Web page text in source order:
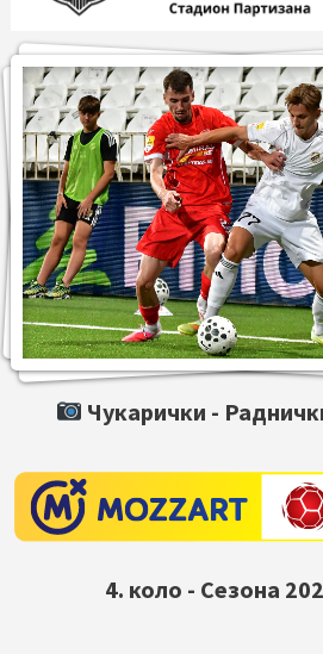
Чукарички -
4. коло - Сезона